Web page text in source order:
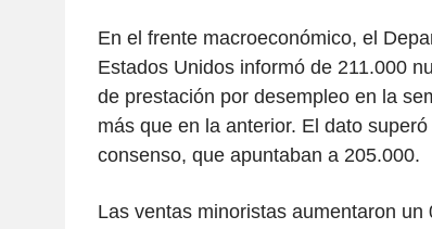
En el frente macroeconómico, el
Estados Unidos informó de 211.000
de prestación por desempleo en la
más que en la anterior. El dato
consenso, que apuntaban a 205.000.
Las ventas minoristas aumentaron